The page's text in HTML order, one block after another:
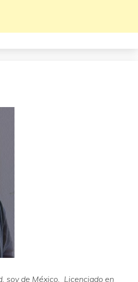
soy de México, Licenciado en